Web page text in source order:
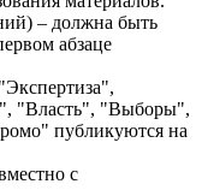
– должна быть
абзаце
"Власть", "Выборы",
публикуются на
с